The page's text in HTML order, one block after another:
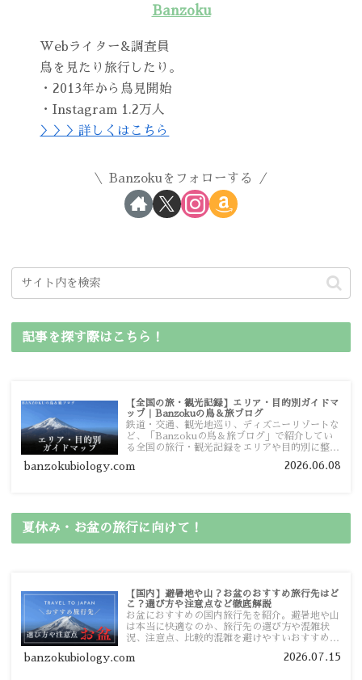
Banzoku
Webライター&調査員
鳥を見たり旅行したり。
・2013年から鳥見開始
・Instagram 1.2万人
＞＞＞詳しくはこちら
Banzokuをフォローする
記事を探す際はこちら！
【全国の旅・観光記録】エリア・目的別ガイドマ
ップ｜Banzokuの鳥＆旅ブログ
鉄道・交通、観光地巡り、ディズニーリゾートな
ど、「Banzokuの鳥＆旅ブログ」で紹介してい
る全国の旅行・観光記録をエリアや目的別に整理
ガイドマップからスムーズに見つけていただけま
banzokubiology.com 2026.06.08
夏休み・お盆の旅行に向けて！
【国内】避暑地や山？お盆のおすすめ旅行先はど
こ？選び方や注意点など徹底解説
お盆におすすめの国内旅行先を紹介。避暑地や山
は本当に快適なのか、旅行先の選び方や混雑状
況、注意点、比較的混雑を避けやすいおすすめス
す。
banzokubiology.com 2026.07.15